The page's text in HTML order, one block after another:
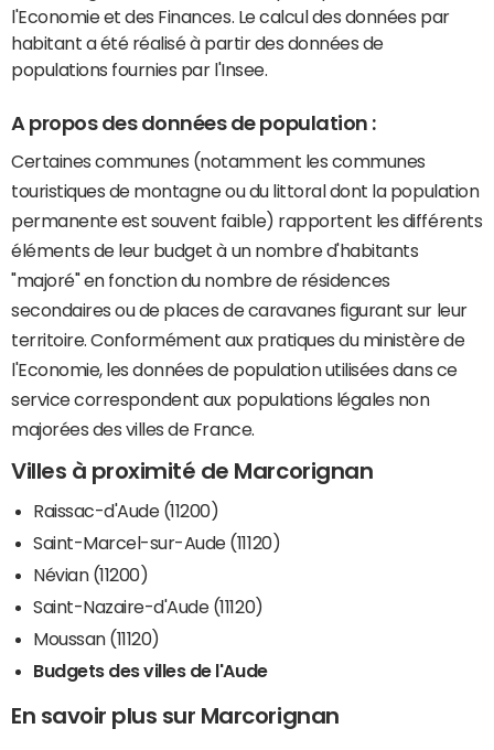
l'Economie et des Finances. Le calcul des données par
habitant a été réalisé à partir des données de
populations fournies par l'Insee.
A propos des données de population :
Certaines communes (notamment les communes
touristiques de montagne ou du littoral dont la population
permanente est souvent faible) rapportent les différents
éléments de leur budget à un nombre d'habitants
"majoré" en fonction du nombre de résidences
secondaires ou de places de caravanes figurant sur leur
territoire. Conformément aux pratiques du ministère de
l'Economie, les données de population utilisées dans ce
service correspondent aux populations légales non
majorées des villes de France.
Villes à proximité de Marcorignan
Raissac-d'Aude (11200)
Saint-Marcel-sur-Aude (11120)
Névian (11200)
Saint-Nazaire-d'Aude (11120)
Moussan (11120)
Budgets des villes de l'Aude
En savoir plus sur Marcorignan